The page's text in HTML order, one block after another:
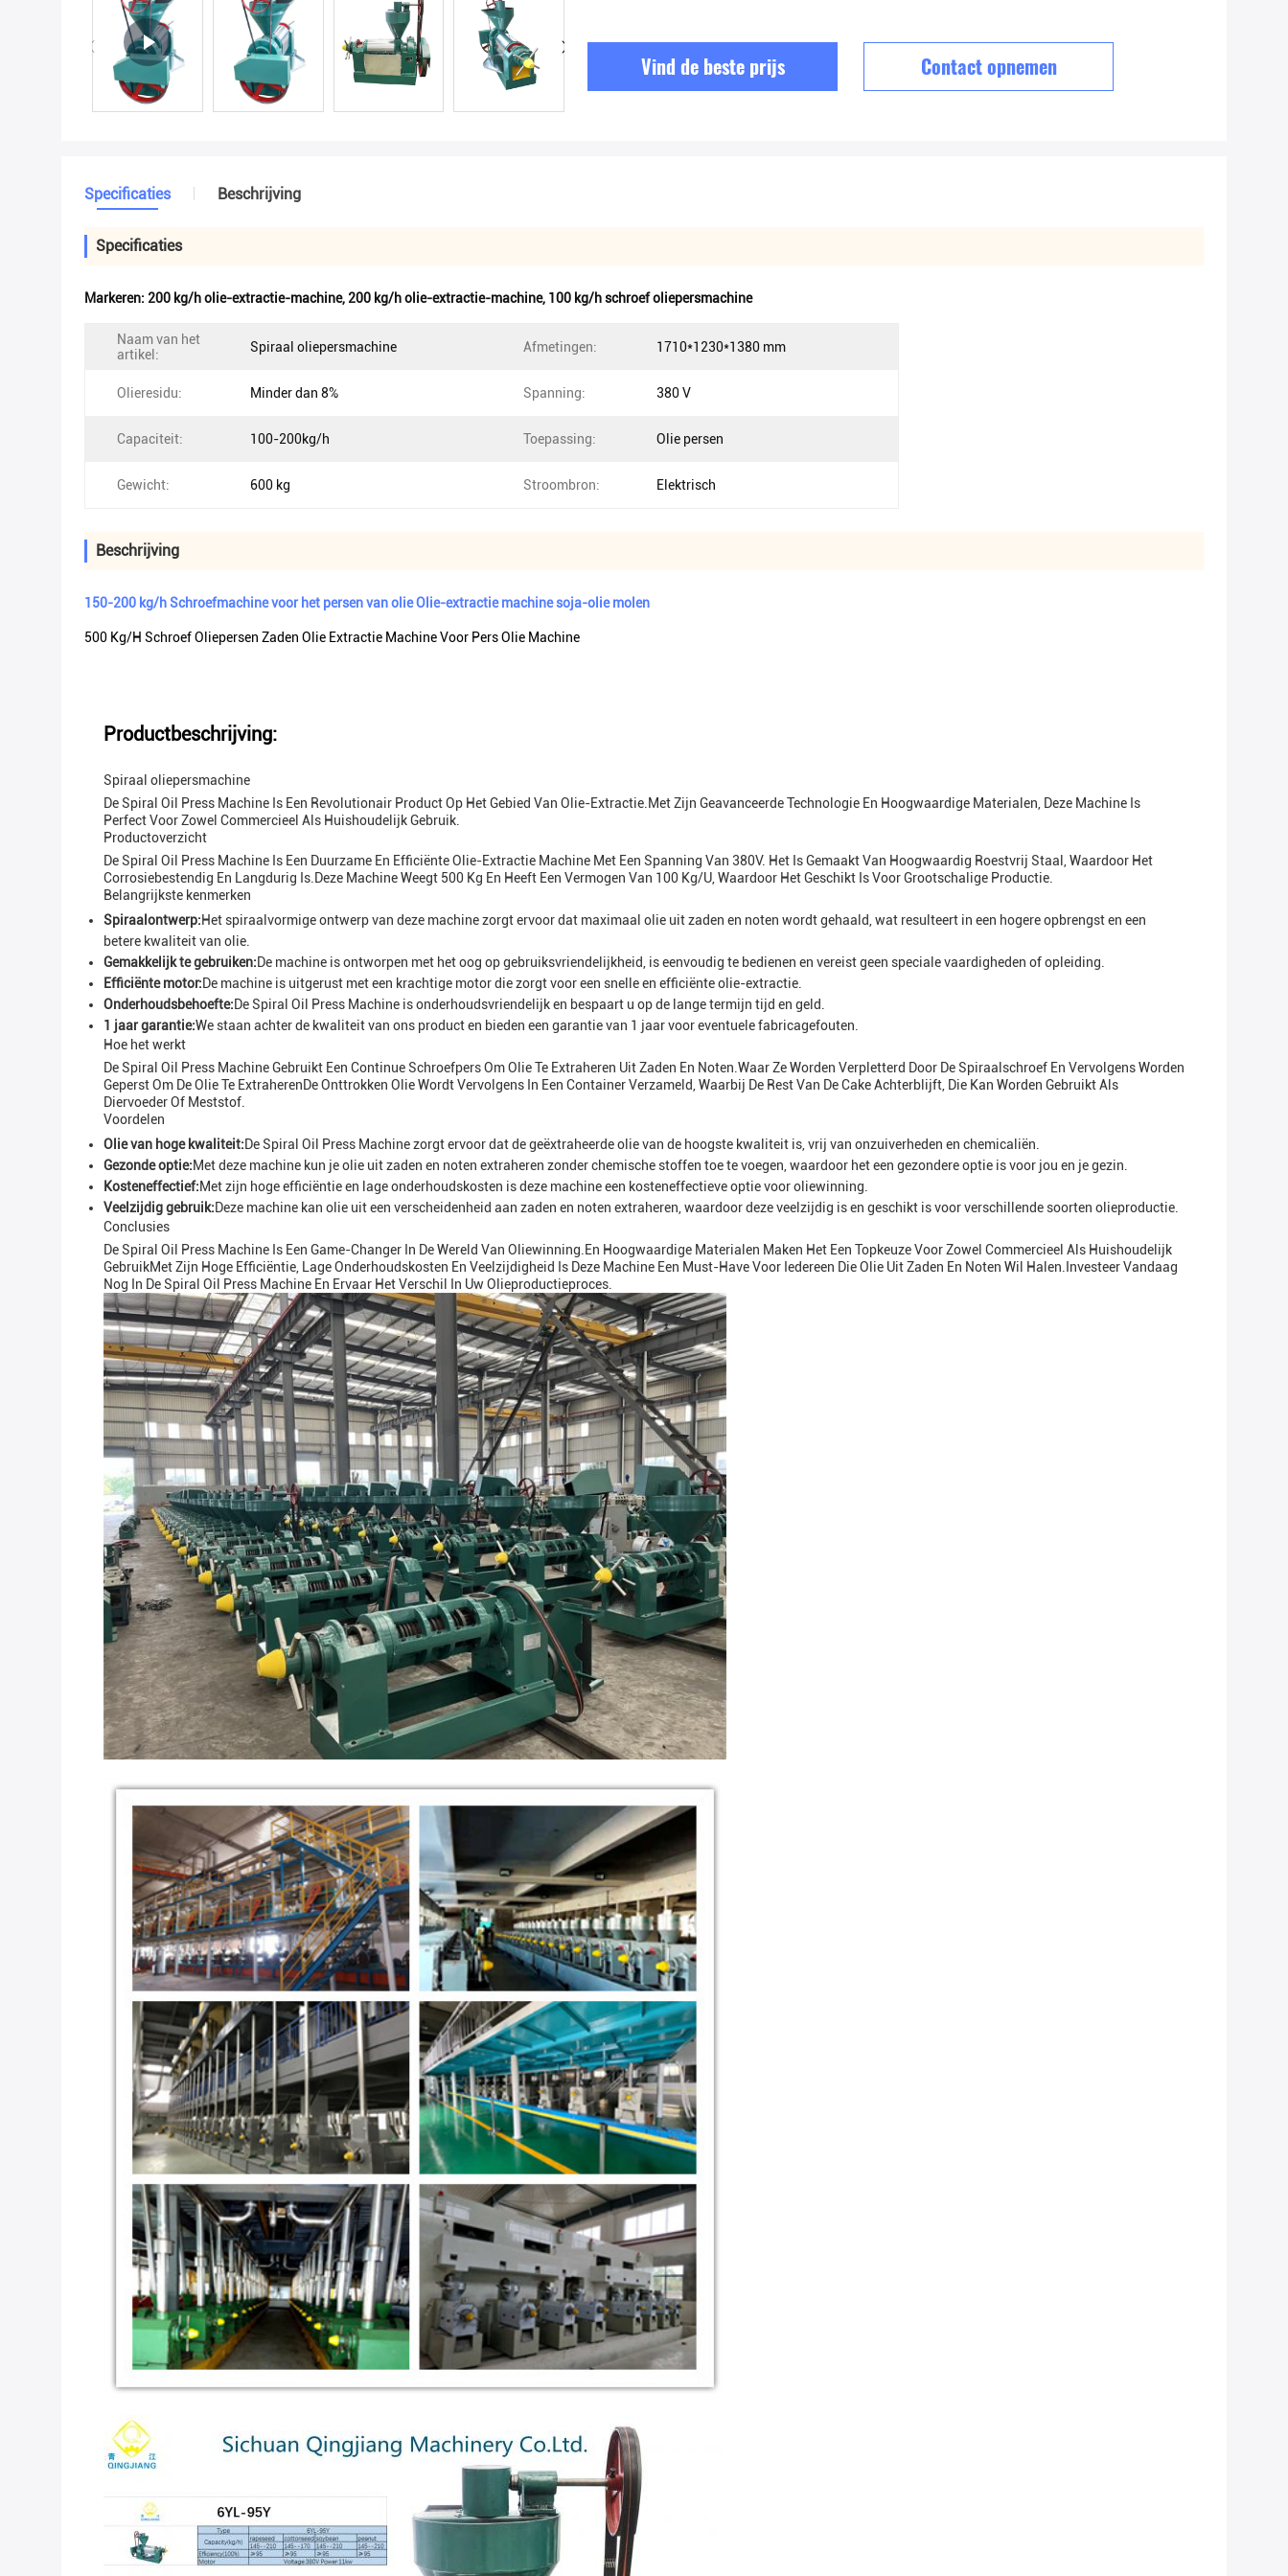
Vind de beste prijs Contact opnemen
Specificaties Beschrijving
Specificaties
Markeren: 200 kg/h olie-extractie-machine, 200 kg/h olie-extractie-machine, 100 kg/h schroef oliepersmachine
Naam van het
artikel:
Spiraal oliepersmachine Afmetingen: 1710*1230*1380 mm
Olieresidu: Minder dan 8% Spanning: 380 V
Capaciteit: 100-200kg/h Toepassing: Olie persen
Gewicht: 600 kg Stroombron: Elektrisch
Beschrijving
150-200 kg/h Schroefmachine voor het persen van olie Olie-extractie machine soja-olie molen
500 Kg/h Schroef Oliepersen Zaden Olie Extractie Machine Voor Pers Olie Machine
Productbeschrijving:
Spiraal oliepersmachine
De Spiral Oil Press Machine Is Een Revolutionair Product Op Het Gebied Van Olie-Extractie.Met Zijn Geavanceerde Technologie En Hoogwaardige Materialen, Deze Machine Is
Perfect Voor Zowel Commercieel Als Huishoudelijk Gebruik.
Productoverzicht
De Spiral Oil Press Machine Is Een Duurzame En Efficiënte Olie-Extractie Machine Met Een Spanning Van 380V. Het Is Gemaakt Van Hoogwaardig Roestvrij Staal, Waardoor Het
Corrosiebestendig En Langdurig Is.Deze Machine Weegt 500 Kg En Heeft Een Vermogen Van 100 Kg/u, Waardoor Het Geschikt Is Voor Grootschalige Productie.
Belangrijkste kenmerken
Spiraalontwerp:Het spiraalvormige ontwerp van deze machine zorgt ervoor dat maximaal olie uit zaden en noten wordt gehaald, wat resulteert in een hogere opbrengst en een
betere kwaliteit van olie.
Gemakkelijk te gebruiken:De machine is ontworpen met het oog op gebruiksvriendelijkheid, is eenvoudig te bedienen en vereist geen speciale vaardigheden of opleiding.
Efficiënte motor:De machine is uitgerust met een krachtige motor die zorgt voor een snelle en efficiënte olie-extractie.
Onderhoudsbehoefte:De Spiral Oil Press Machine is onderhoudsvriendelijk en bespaart u op de lange termijn tijd en geld.
1 jaar garantie:We staan achter de kwaliteit van ons product en bieden een garantie van 1 jaar voor eventuele fabricagefouten.
Hoe het werkt
De Spiral Oil Press Machine Gebruikt Een Continue Schroefpers Om Olie Te Extraheren Uit Zaden En Noten.waar Ze Worden Verpletterd Door De Spiraalschroef En Vervolgens Worden
Geperst Om De Olie Te ExtraherenDe Onttrokken Olie Wordt Vervolgens In Een Container Verzameld, Waarbij De Rest Van De Cake Achterblijft, Die Kan Worden Gebruikt Als
Diervoeder Of Meststof.
Voordelen
Olie van hoge kwaliteit:De Spiral Oil Press Machine zorgt ervoor dat de geëxtraheerde olie van de hoogste kwaliteit is, vrij van onzuiverheden en chemicaliën.
Gezonde optie:Met deze machine kun je olie uit zaden en noten extraheren zonder chemische stoffen toe te voegen, waardoor het een gezondere optie is voor jou en je gezin.
Kosteneffectief:Met zijn hoge efficiëntie en lage onderhoudskosten is deze machine een kosteneffectieve optie voor oliewinning.
Veelzijdig gebruik:Deze machine kan olie uit een verscheidenheid aan zaden en noten extraheren, waardoor deze veelzijdig is en geschikt is voor verschillende soorten olieproductie.
Conclusies
De Spiral Oil Press Machine Is Een Game-Changer In De Wereld Van Oliewinning.en Hoogwaardige Materialen Maken Het Een Topkeuze Voor Zowel Commercieel Als Huishoudelijk
GebruikMet Zijn Hoge Efficiëntie, Lage Onderhoudskosten En Veelzijdigheid Is Deze Machine Een Must-Have Voor Iedereen Die Olie Uit Zaden En Noten Wil Halen.Investeer Vandaag
Nog In De Spiral Oil Press Machine En Ervaar Het Verschil In Uw Olieproductieproces.